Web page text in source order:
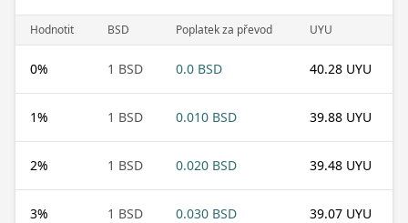
Hodnotit BSD Poplatek za převod UYU
0% 1 BSD 0.0 BSD 40.28 UYU
1% 1 BSD 0.010 BSD 39.88 UYU
2% 1 BSD 0.020 BSD 39.48 UYU
3% 1 BSD 0.030 BSD 39.07 UYU